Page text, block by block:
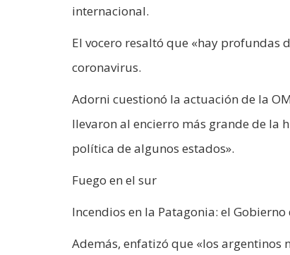
internacional.
El vocero resaltó que «hay profundas
coronavirus.
Adorni cuestionó la actuación de la
llevaron al encierro más grande de la
política de algunos estados».
Fuego en el sur
Incendios en la Patagonia: el
Además, enfatizó que «los